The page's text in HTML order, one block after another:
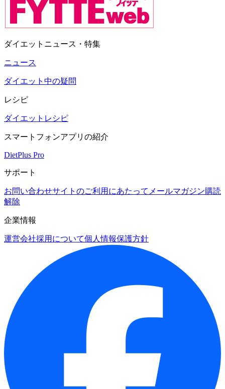
ダイエットニュース・特集
ニュース
ダイエット中の疑問
レシピ
ダイエットレシピ
スマートフォンアプリの紹介
DietPlus Pro
サポート
お問い合わせサイトのご利用にあたって メールマガジン購読
解除
企業情報
運営会社採用について個人情報保護方針